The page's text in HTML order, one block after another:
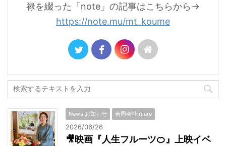
禄を綴った「note」の記事はこちらから→
https://note.mu/mt_koume
News お知らせ 合同会社miare
2026/06/26
🎥映画『人生フルーツ🍊』上映イベ